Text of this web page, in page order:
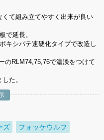
て組み立てやすく出来が良い
で延長。
キシパテ速硬化タイプで改造し
のRLM74,75,76で濃淡をつけて
た。
ズ
フォッケウルフ